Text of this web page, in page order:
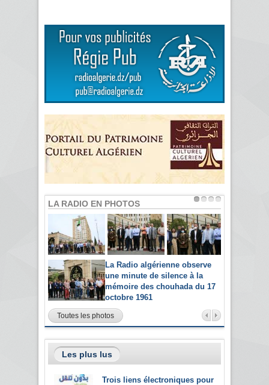
LA RADIO EN PHOTOS
La Radio algérienne observe
une minute de silence à la
mémoire des chouhada du 17
octobre 1961
Toutes les photos
Les plus lus
Trois liens électroniques pour